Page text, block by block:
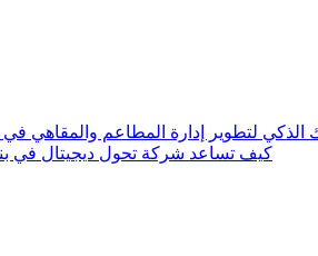
الذكي لتطوير إدارة المطاعم والمقاهي
كيف تساعد شركة تحول ديجيتال في